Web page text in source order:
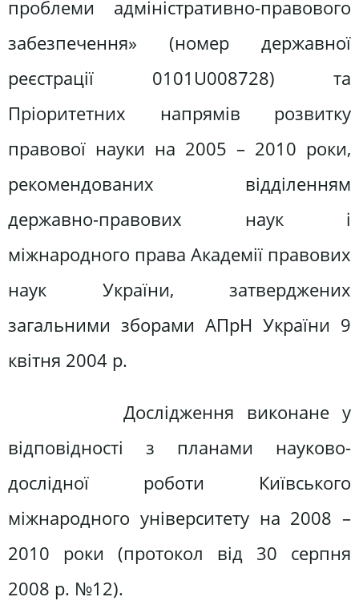
проблеми адміністративно-правового
забезпечення» (номер державної
реєстрації 0101U008728) та
Пріоритетних напрямів розвитку
правової науки на 2005 – 2010 роки,
рекомендованих відділенням
державно-правових наук і
міжнародного права Академії правових
наук України, затверджених
загальними зборами АПрН України 9
квітня 2004 р.
Дослідження виконане у
відповідності з планами науково-
дослідної роботи Київського
міжнародного університету на 2008 –
2010 роки (протокол від 30 серпня
2008 р. №12).